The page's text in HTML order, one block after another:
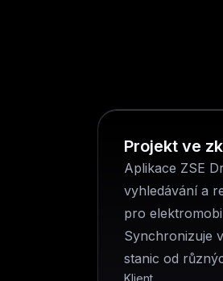
Projekt ve
Aplikace ZSE
vyhledávání a
pro
Synchronizuje
stanic od
Klient